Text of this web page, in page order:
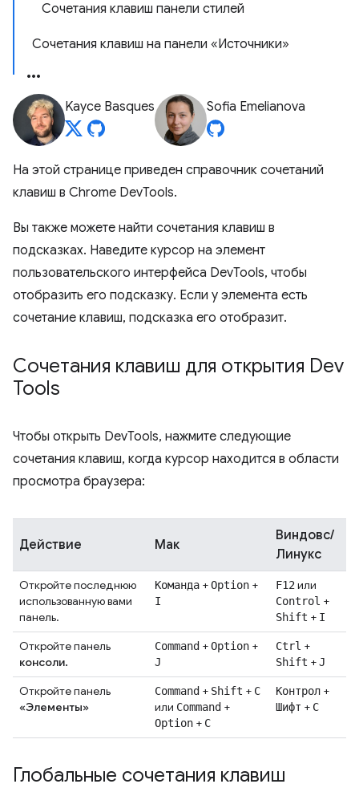
Сочетания клавиш панели стилей
Сочетания клавиш на панели «Источники»
Kayce Basques Sofia Emelianova
На этой странице приведен справочник сочетаний
клавиш в Chrome DevTools.
Вы также можете найти сочетания клавиш в
подсказках. Наведите курсор на элемент
пользовательского интерфейса DevTools, чтобы
отобразить его подсказку. Если у элемента есть
сочетание клавиш, подсказка его отобразит.
Сочетания клавиш для открытия Dev
Tools
Чтобы открыть DevTools, нажмите следующие
сочетания клавиш, когда курсор находится в области
просмотра браузера:
Действие Мак
Виндовс/
Линукс
Откройте последнюю
использованную вами
панель.
Команда +Option +
I
F12 или
Control +
Shift + I
Откройте панель
консоли.
Command +Option +
J
Ctrl +
Shift +J
Откройте панель
«Элементы»
Command + Shift + C
или Command +
Option + C
Контрол +
Шифт + С
Глобальные сочетания клавиш